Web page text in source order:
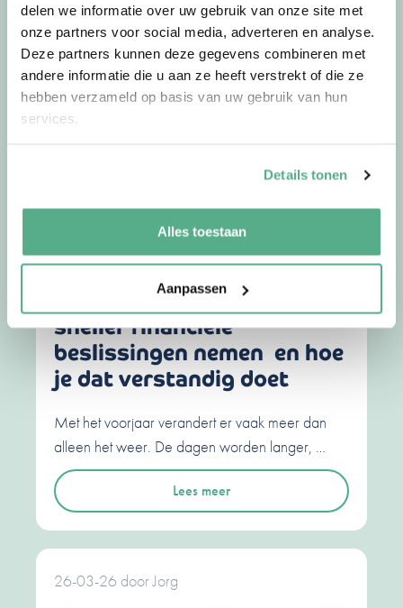
delen we informatie over uw gebruik van onze site met
onze partners voor social media, adverteren en analyse.
Deze partners kunnen deze gegevens combineren met
andere informatie die u aan ze heeft verstrekt of die ze
hebben verzameld op basis van uw gebruik van hun
services.
Details tonen
Alles toestaan
Aanpassen
Waarom we op vakantie
anders over geld denken
De zomer verandert meer dan alleen je agenda.
Het dagelijkse ritme valt weg, de structuur …
30-04-26doorJorg
Waarom we in het voorjaar
sneller financiële
beslissingen nemen en hoe
je dat verstandig doet
Met het voorjaar verandert er vaak meer dan
alleen het weer. De dagen worden langer, …
Lees meer
26-03-26 doorJorg